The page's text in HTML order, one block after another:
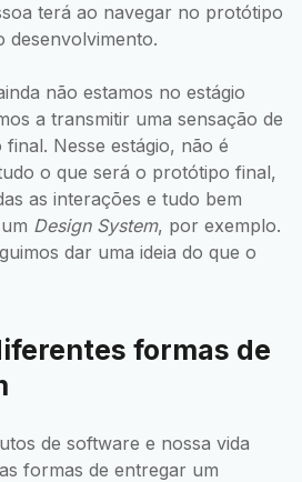
terá ao navegar no protótipo
desenvolvimento.
não estamos no estágio
a transmitir uma sensação de
Nesse estágio, não é
o que será o protótipo final,
as interações e tudo bem
Design System, por exemplo.
dar uma ideia do que o
formas de
de software e nossa vida
formas de entregar um